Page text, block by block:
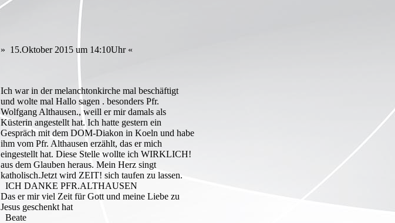
» 15.Oktober 2015 um 14:10Uhr «
Ich war in der melanchtonkirche mal beschäftigt
und wolte mal Hallo sagen . besonders Pfr.
Wolfgang Althausen., weill er mir damals als
Küsterin angestellt hat. Ich hatte gestern ein
Gespräch mit dem DOM-Diakon in Koeln und habe
ihm vom Pfr. Althausen erzählt, das er mich
eingestellt hat. Diese Stelle wollte ich WIRKLICH!
aus dem Glauben heraus. Mein Herz singt
katholisch.Jetzt wird ZEIT! sich taufen zu lassen.
ICH DANKE PFR.ALTHAUSEN
Das er mir viel Zeit für Gott und meine Liebe zu
Jesus geschenkt hat
Beate